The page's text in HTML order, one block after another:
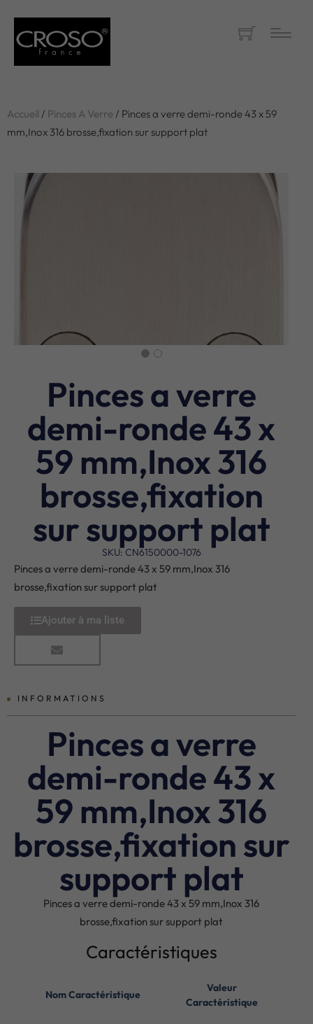
Accueil / Pinces A Verre / Pinces a verre demi-ronde 43 x 59
mm,Inox 316 brosse,fixation sur support plat
Pinces a verre
demi-ronde 43 x
59 mm,Inox 316
brosse,fixation
sur support plat
SKU: CN6150000-1076
Pinces a verre demi-ronde 43 x 59 mm,Inox 316
brosse,fixation sur support plat
Ajouter à ma liste
INFORMATIONS
Pinces a verre
demi-ronde 43 x
59 mm,Inox 316
brosse,fixation sur
support plat
Pinces a verre demi-ronde 43 x 59 mm,Inox 316
brosse,fixation sur support plat
Caractéristiques
Nom Caractéristique
Valeur
Caractéristique